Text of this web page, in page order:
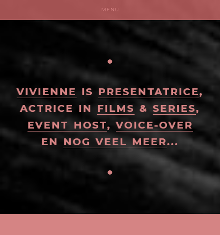
MENU
SERIES
EVENT HOST
VOICE-OVER
VIVIENNE IS PRESENTATRICE,
ACTRICE IN FILMS & SERIES,
EVENT HOST,VOICE-OVER
EN NOG VEEL MEER...